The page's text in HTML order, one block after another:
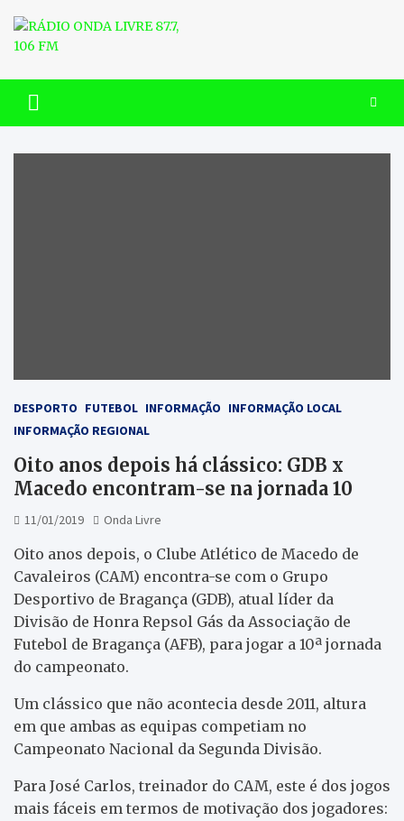
content
RÁDIO ONDA LIVRE 87.7, 106
FM
DESPORTO FUTEBOL INFORMAÇÃO INFORMAÇÃO LOCAL
INFORMAÇÃO REGIONAL
Oito anos depois há clássico: GDB x
Macedo encontram-se na jornada 10
11/01/2019 Onda Livre
Oito anos depois, o Clube Atlético de Macedo de
Cavaleiros (CAM) encontra-se com o Grupo
Desportivo de Bragança (GDB), atual líder da
Divisão de Honra Repsol Gás da Associação de
Futebol de Bragança (AFB), para jogar a 10ª jornada
do campeonato.
Um clássico que não acontecia desde 2011, altura
em que ambas as equipas competiam no
Campeonato Nacional da Segunda Divisão.
Para José Carlos, treinador do CAM, este é dos jogos
mais fáceis em termos de motivação dos jogadores: